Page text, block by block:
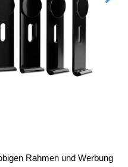
Rahmen und Werbung